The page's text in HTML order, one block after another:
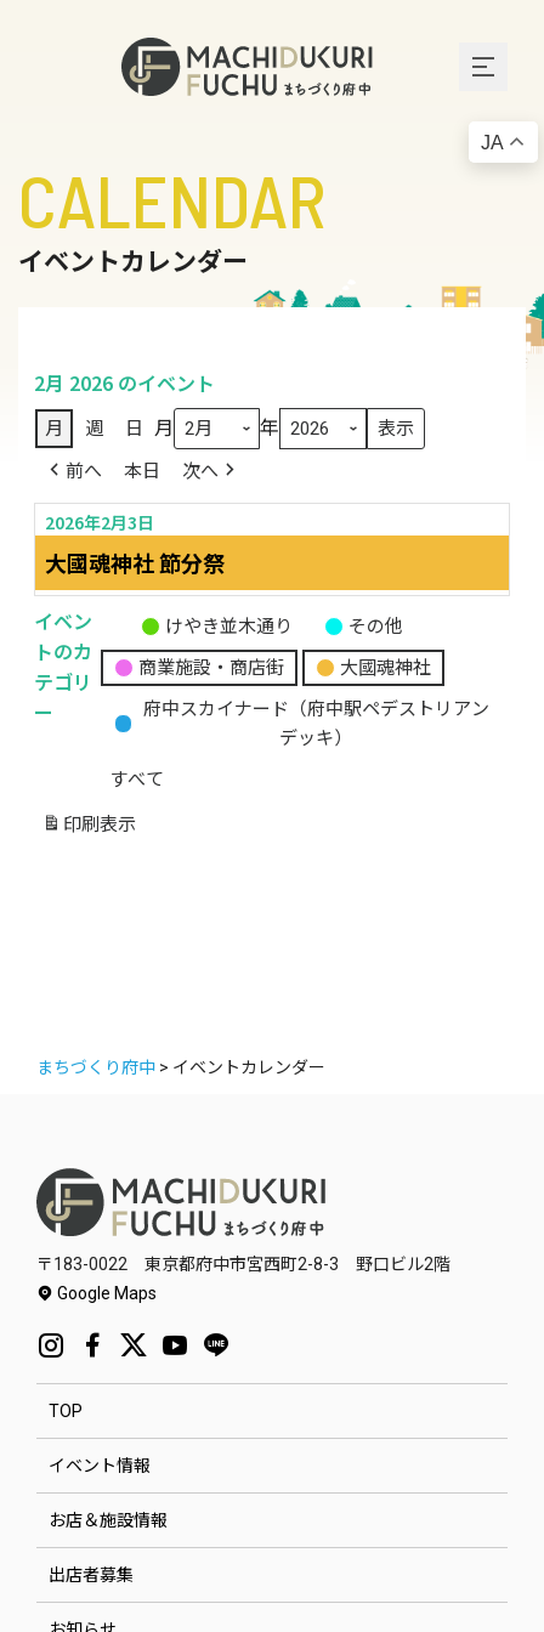
CALENDAR
イベントカレンダー
2月 2026 のイベント
月 週 日 月 年
前へ 本日 次へ
2026年2月3日
大國魂神社 節分祭
イベン
トのカ
テゴリ
ー
題
カ
ゴ
リ
けやき並木通り
その他
商業施設・商店街
大國魂神社
府中スカイナード（府中駅ペデストリアン
デッキ）
すべて
印刷 表示
まちづくり府中 > イベントカレンダー
〒183-0022 東京都府中市宮西町2-8-3 野口ビル2階
Google Maps
TOP
イベント情報
お店＆施設情報
出店者募集
JA